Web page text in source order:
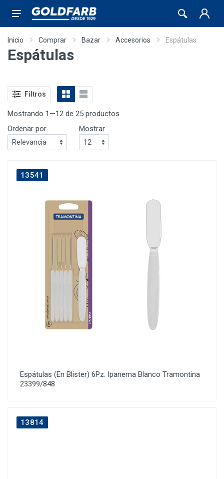
Inicio Comprar Bazar Accesorios Espátulas
Espátulas
Filtros
Mostrando 1—12 de 25 productos
Ordenar por
Mostrar
13541
Espátulas (En Blister) 6Pz. Ipanema Blanco Tramontina
23399/848
13814